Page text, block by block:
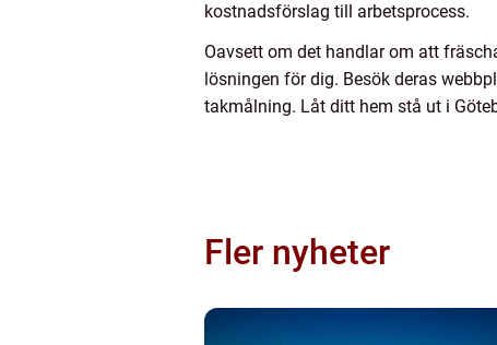
kostnadsförslag till arbetsprocess.
Oavsett om det handlar om att
lösningen för dig. Besök deras
takmålning. Låt ditt hem stå ut i
Fler nyheter